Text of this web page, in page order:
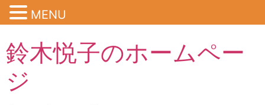
鈴木悦子のホームペー
ジ
MENU